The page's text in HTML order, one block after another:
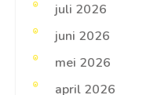
juli 2026
juni 2026
mei 2026
april 2026